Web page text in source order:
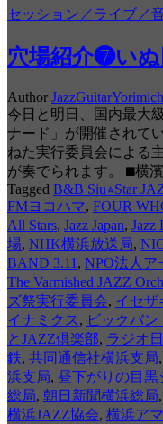
セッション／ライブ／
穴場紹介❼い
Author
今日と明日、国内最大
ナード」が開催されて
ねた実行委員会による
が奏でられます。 ⬛︎横
Tagged B&B Siu⭐︎Star
FMヨコハマ, FOUR
All Stars, Jazz Japan, Jazz
場, NHK横浜放送局,
BAND 3.11 , NPO法人ア
The Varmished JAZZ
ズ祭実行委員会, イセザ
イナミクス , ビックバン
とJAZZ倶楽部, ラジオ
鉄, 共同通信社横浜支局,
浜支局, 昼下がりの目黒
総局, 朝日新聞横浜総局,
横浜JAZZ協会, 横浜ア